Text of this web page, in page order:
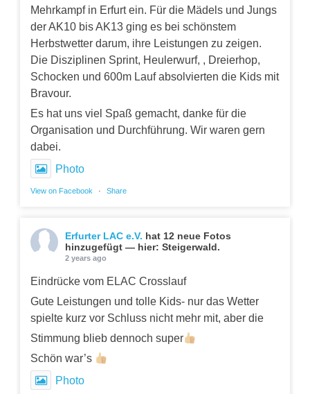
Mehrkampf in Erfurt ein. Für die Mädels und Jungs
der AK10 bis AK13 ging es bei schönstem
Herbstwetter darum, ihre Leistungen zu zeigen.
Die Disziplinen Sprint, Heulerwurf, , Dreierhop,
Schocken und 600m Lauf absolvierten die Kids mit
Bravour.
Es hat uns viel Spaß gemacht, danke für die
Organisation und Durchführung. Wir waren gern
dabei.
Photo
View on Facebook · Share
Erfurter LAC e.V. hat 12 neue Fotos
hinzugefügt — hier: Steigerwald.
2 years ago
Eindrücke vom ELAC Crosslauf
Gute Leistungen und tolle Kids- nur das Wetter
spielte kurz vor Schluss nicht mehr mit, aber die
Stimmung blieb dennoch super
Schön war’s
Photo